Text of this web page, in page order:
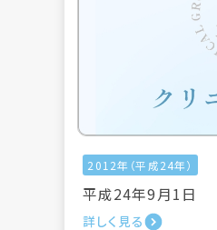
2012年（平成24年）
平成24年9月1日
詳しく見る